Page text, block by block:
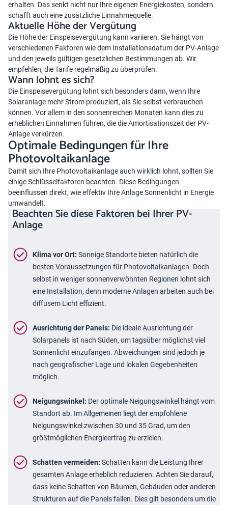
erhalten. Das senkt nicht nur Ihre eigenen Energiekosten, sondern
schafft auch eine zusätzliche Einnahmequelle.
Aktuelle Höhe der Vergütung
Die Höhe der Einspeisevergütung kann variieren. Sie hängt von
verschiedenen Faktoren wie dem Installationsdatum der PV-Anlage
und den jeweils gültigen gesetzlichen Bestimmungen ab. Wir
empfehlen, die Tarife regelmäßig zu überprüfen.
Wann lohnt es sich?
Die Einspeisevergütung lohnt sich besonders dann, wenn Ihre
Solaranlage mehr Strom produziert, als Sie selbst verbrauchen
können. Vor allem in den sonnenreichen Monaten kann dies zu
erheblichen Einnahmen führen, die die Amortisationszeit der PV-
Anlage verkürzen.
Optimale Bedingungen für Ihre
Photovoltaikanlage
Damit sich Ihre Photovoltaikanlage auch wirklich lohnt, sollten Sie
einige Schlüsselfaktoren beachten. Diese Bedingungen
beeinflussen direkt, wie effektiv Ihre Anlage Sonnenlicht in Energie
umwandelt.
Beachten Sie diese Faktoren bei Ihrer PV-
Anlage
Klima vor Ort: Sonnige Standorte bieten natürlich die
besten Voraussetzungen für Photovoltaikanlagen. Doch
selbst in weniger sonnenverwöhnten Regionen lohnt sich
eine Installation, denn moderne Anlagen arbeiten auch bei
diffusem Licht effizient.
Ausrichtung der Panels: Die ideale Ausrichtung der
Solarpanels ist nach Süden, um tagsüber möglichst viel
Sonnenlicht einzufangen. Abweichungen sind jedoch je
nach geografischer Lage und lokalen Gegebenheiten
möglich.
Neigungswinkel: Der optimale Neigungswinkel hängt vom
Standort ab. Im Allgemeinen liegt der empfohlene
Neigungswinkel zwischen 30 und 35 Grad, um den
größtmöglichen Energieertrag zu erzielen.
Schatten vermeiden: Schatten kann die Leistung Ihrer
gesamten Anlage erheblich reduzieren. Achten Sie darauf,
dass keine Schatten von Bäumen, Gebäuden oder anderen
Strukturen auf die Panels fallen. Dies gilt besonders um die